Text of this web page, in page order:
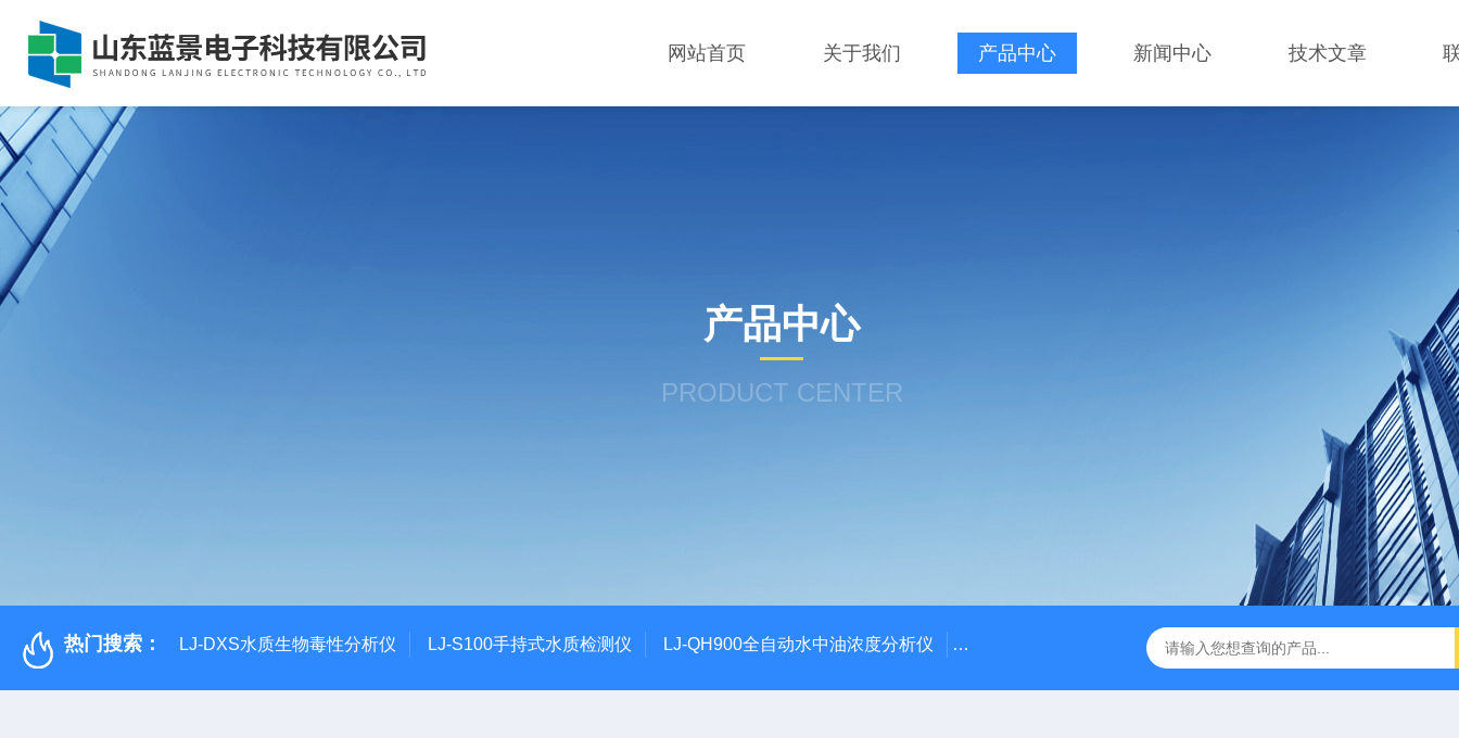
网站首页 关于我们 产品中心 新闻中心 技术文章
产品中心
PRODUCT CENTER
热门搜索： LJ-DXS水质生物毒性分析仪 LJ-S100手持式水质检测仪 LJ-QH900全自动水中油浓度分析仪 LJ-HC500水中油浓度分析仪 LJ-S104手持式水质总磷总氮检